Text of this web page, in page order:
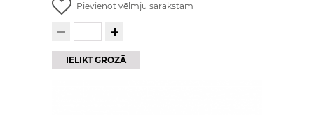
Pievienot vēlmju sarakstam
IELIKT GROZĀ